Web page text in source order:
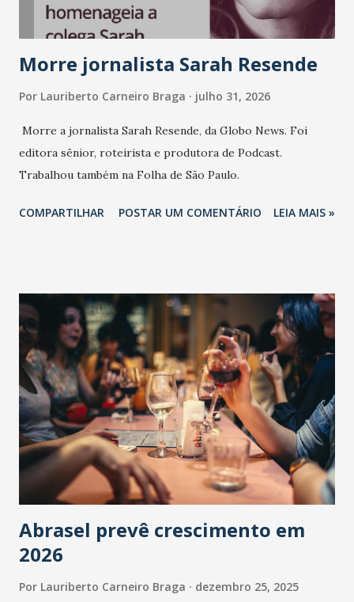
marcas, pessoas e mercado", afirma Tamires So...
Morre jornalista Sarah Resende
Por Lauriberto Carneiro Braga julho 31, 2026
Morre a jornalista Sarah Resende, da Globo News. Foi
editora sênior, roteirista e produtora de Podcast.
Trabalhou também na Folha de São Paulo.
COMPARTILHAR POSTAR UM COMENTÁRIO LEIA MAIS »
Abrasel prevê crescimento em
2026
Por Lauriberto Carneiro Braga dezembro 25, 2025